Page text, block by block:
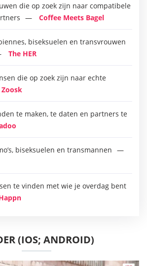
die op zoek zijn naar compatibele
Coffee Meets Bagel
biseksuelen en transvrouwen
The HER
die op zoek zijn naar echte
Zoosk
te maken, te daten en partners te
biseksuelen en transmannen
te vinden met wie je overdag bent
(IOS; ANDROID)